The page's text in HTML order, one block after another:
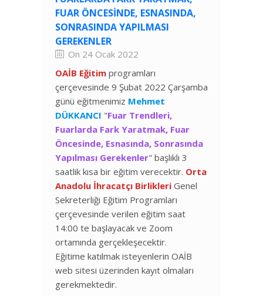
FUAR ÖNCESINDE, ESNASINDA,
SONRASINDA YAPILMASI
GEREKENLER
On 24 Ocak 2022
OAİB Eğitim programları
çerçevesinde 9 Şubat 2022 Çarşamba
günü eğitmenimiz Mehmet
DÜKKANCI "Fuar Trendleri,
Fuarlarda Fark Yaratmak, Fuar
Öncesinde, Esnasında, Sonrasında
Yapılması Gerekenler" başlıklı 3
saatlik kısa bir eğitim verecektir. Orta
Anadolu İhracatçı Birlikleri Genel
Sekreterliği Eğitim Programları
çerçevesinde verilen eğitim saat
14:00 te başlayacak ve Zoom
ortamında gerçekleşecektir.
Eğitime katılmak isteyenlerin OAİB
web sitesi üzerinden kayıt olmaları
gerekmektedir.